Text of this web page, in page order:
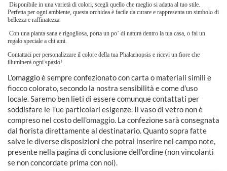
Disponibile in una varietà di colori, scegli quello che meglio si adatta al tuo stile.
Perfetta per ogni ambiente, questa orchidea è facile da curare e rappresenta un simbolo di
bellezza e raffinatezza.
Con una pianta sana e rigogliosa, porta un po’ di natura dentro la tua casa, o fai un
regalo speciale a chi ami.
Contattaci per personalizzare il colore della tua Phalaenopsis e ricevi un fiore che
illuminerà ogni spazio!
L'omaggio è sempre confezionato con carta o materiali simili e
fiocco colorato, secondo la nostra sensibilità e come d'uso
locale. Saremo ben lieti di essere comunque contattati per
soddisfare le Tue particolari esigenze. Il vaso di vetro non è
compreso nel costo dell'omaggio. La confezione sarà consegnata
dal fiorista direttamente al destinatario. Quanto sopra fatte
salve le diverse disposizioni che potrai inserire nel campo note,
presente nella pagina di conclusione dell'ordine (non vincolanti
se non concordate prima con noi).